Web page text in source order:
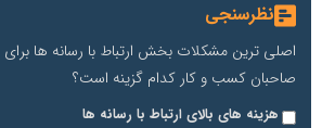
نظرسنجی
اصلی ترین مشکلات بخش ارتباط با رسانه ها
صاحبان کسب و کار کدام گزینه است؟
هزینه های بالای ارتباط با رسانه ها